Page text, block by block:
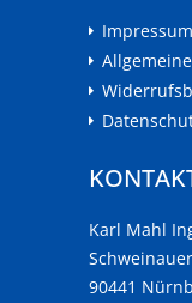
Karl Mahl
90441